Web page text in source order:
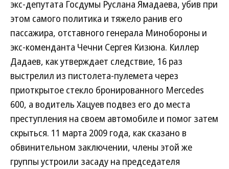
экс-депутата Госдумы Руслана Ямадаева, убив при
этом самого политика и тяжело ранив его
пассажира, отставного генерала Минобороны и
экс-коменданта Чечни Сергея Кизюна. Киллер
Дадаев, как утверждает следствие, 16 раз
выстрелил из пистолета-пулемета через
приоткрытое стекло бронированного Mercedes
600, а водитель Хацуев подвез его до места
преступления на своем автомобиле и помог затем
скрыться. 11 марта 2009 года, как сказано в
обвинительном заключении, члены этой же
группы устроили засаду на председателя